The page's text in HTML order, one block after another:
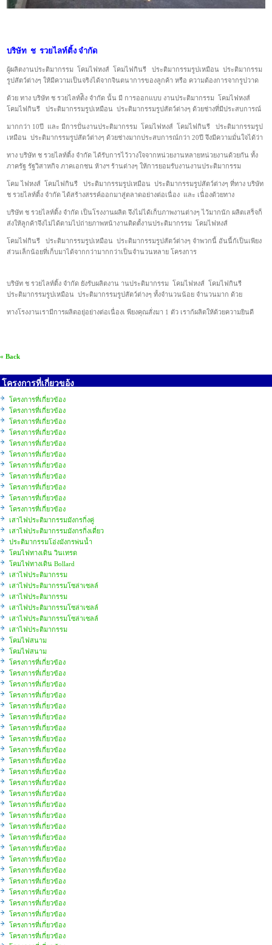
บริษัท ช รวยไลท์ติ้ง จำกัด
ผู้ผลิตงานประติมากรรม โคมไฟหงส์ โคมไฟกินรี ประติมากรรมรูปเหมือน ประติมากรรม
รูปสัตว์ต่างๆ ให้มีความเป็นจริงได้จากจินตนาการของลูกค้า หรือ ความต้องการจากรูปวาด
ด้วย ทาง บริษัท ช รวยไลท์ต้ิง จำกัด นั้น มี การออกแบบ งานประติมากรรม โคมไฟหงส์
โคมไฟกินรี ประติมากรรมรูปเหมือน ประติมากรรมรูปสัตว์ต่างๆ ด้วยช่างที่มีประสบการณ์
มากกว่า 10ปี และ มีการปั่นงานประติมากรรม โคมไฟหงส์ โคมไฟกินรี ประติมากรรมรูป
เหมือน ประติมากรรมรูปสัตว์ต่างๆ ด้วยช่างมากประสบการณ์กว่า 20ปี จึงมีความมั่นใจได้ว่า
ทาง บริษัท ช รวยไลท์ติ้ง จำกัด ได้รับการไว้วางใจจากหน่วยงานหลายหน่วยงานด้วยกัน ทั้ง
ภาครัฐ รัฐวิสาหกิจ ภาคเอกชน ห้างฯ ร้านต่างๆ ให้การยอมรับงานงานประติมากรรม
โคม ไฟหงส์ โคมไฟกินรี ประติมากรรมรูปเหมือน ประติมากรรมรูปสัตว์ต่างๆ ที่ทาง บริษัท
ช รวยไลท์ติ้ง จำกัด ได้สร้างสรรค์ออกมาสู่ตลาดอย่างต่อเนื่อง และ เนื่่องด้วยทาง
บริษัท ช รวยไลท์ติ้ง จำกัด เป็นโรงงานผลิต จึงไม่ได้เก็บภาพงานต่างๆ ไว้มากนัก ผลิตเสร็จก็
ส่งให้ลูกค้าจึงไม่ได้ตามไปถ่ายภาพหน้างานติดตั้งานประติมากรรม โคมไฟหงส์
โคมไฟกินรี ประติมากรรมรูปเหมือน ประติมากรรมรูปสัตว์ต่างๆ จำพวกนี้ อันนี้ก้เป็นเพียง
ส่วนเล็กน้อยที่เก็บมาได้จากกว่ามากกว่าเป็นจำนวนหลาย โครงการ
บริษัท ช รวยไลท์ติ้ง จำกัด ยังรับผลิตงาน านประติมากรรม โคมไฟหงส์ โคมไฟกินรี
ประติมากรรมรูปเหมือน ประติมากรรมรูปสัตว์ต่างๆ ทั้งจำนวนน้อย จำนวนมาก ด้วย
ทางโรงงานเรามีการผลิตอยุ่อย่างต่อเนื่องเ พียงคุณสั่งมา 1 ตัว เราก้ผลิตให้ด้วยความยินดี
« Back
โครงการที่เกี่ยวขอ้ง
โครงการที่เกี่ยวข้อง
โครงการที่เกี่ยวข้อง
โครงการที่เกี่ยวข้อง
โครงการที่เกี่ยวข้อง
โครงการที่เกี่ยวข้อง
โครงการที่เกี่ยวข้อง
โครงการที่เกี่ยวข้อง
โครงการที่เกี่ยวข้อง
โครงการที่เกี่ยวข้อง
โครงการที่เกี่ยวข้อง
โครงการที่เกี่ยวข้อง
เสาไฟประติมากรรมมังกรกิ่งคู่
เสาไฟประติมากรรมมังกรกิ่งเดี่ยว
ประติมากรรมโอ่งมังกรพ่นน้ำ
โคมไฟทางเดิน วินเทรด
โคมไฟทางเดิน Bollard
เสาไฟประติมากรรม
เสาไฟประติมากรรมโซล่าเซลล์
เสาไฟประติมากรรม
เสาไฟประติมากรรมโซล่าเซลล์
เสาไฟประติมากรรมโซล่าเซลล์
เสาไฟประติมากรรม
โคมไฟสนาม
โคมไฟสนาม
โครงการที่เกี่ยวข้อง
โครงการที่เกี่ยวข้อง
โครงการที่เกี่ยวข้อง
โครงการที่เกี่ยวข้อง
โครงการที่เกี่ยวข้อง
โครงการที่เกี่ยวข้อง
โครงการที่เกี่ยวข้อง
โครงการที่เกี่ยวข้อง
โครงการที่เกี่ยวข้อง
โครงการที่เกี่ยวข้อง
โครงการที่เกี่ยวข้อง
โครงการที่เกี่ยวข้อง
โครงการที่เกี่ยวข้อง
โครงการที่เกี่ยวข้อง
โครงการที่เกี่ยวข้อง
โครงการที่เกี่ยวข้อง
โครงการที่เกี่ยวข้อง
โครงการที่เกี่ยวข้อง
โครงการที่เกี่ยวข้อง
โครงการที่เกี่ยวข้อง
โครงการที่เกี่ยวข้อง
โครงการที่เกี่ยวข้อง
โครงการที่เกี่ยวข้อง
โครงการที่เกี่ยวข้อง
โครงการที่เกี่ยวข้อง
โครงการที่เกี่ยวข้อง